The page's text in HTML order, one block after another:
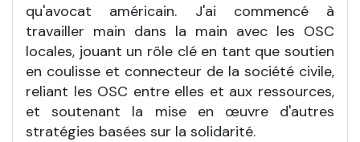
qu'avocat américain. J'ai commencé à
travailler main dans la main avec les OSC
locales, jouant un rôle clé en tant que soutien
en coulisse et connecteur de la société civile,
reliant les OSC entre elles et aux ressources,
et soutenant la mise en œuvre d'autres
stratégies basées sur la solidarité.